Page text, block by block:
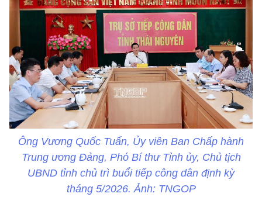
Ông Vương Quốc Tuấn, Ủy viên Ban Chấp hành
Trung ương Đảng, Phó Bí thư Tỉnh ủy, Chủ tịch
UBND tỉnh chủ trì buổi tiếp công dân định kỳ
tháng 5/2026. Ảnh: TNGOP